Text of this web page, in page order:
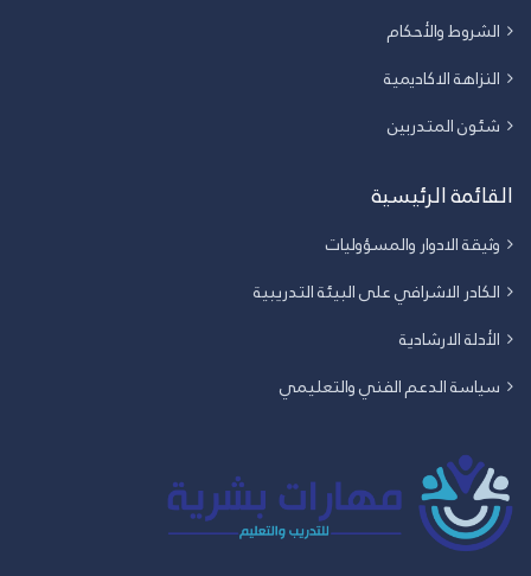
الشروط والأحكام
النزاهة الاكاديمية
شئون المتدربين
القائمة الرئيسية
وثيقة الادوار والمسؤوليات
الكادر الاشرافي على البيئة التدريبية
الأدلة الارشادية
سياسة الدعم الفني والتعليمي